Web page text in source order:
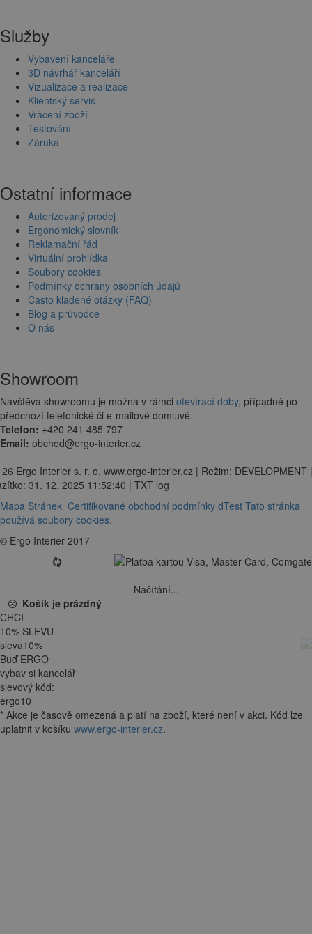
Služby
Vybavení kanceláře
3D návrhář kanceláří
Vizualizace a realizace
Klientský servis
Vrácení zboží
Testování
Záruka
Ostatní informace
Autorizovaný prodej
Ergonomický slovník
Reklamační řád
Virtuální prohlídka
Soubory cookies
Podmínky ochrany osobních údajů
Často kladené otázky (FAQ)
Blog a průvodce
O nás
Showroom
Návštěva showroomu je možná v rámci otevírací doby, případně po
předchozí telefonické či e-mailové domluvě.
Telefon: +420 241 485 797
Email: obchod@ergo-interier.cz
Ergo Interier s. r. o. www.ergo-interier.cz | Režim: DEVELOPMENT |
31. 12. 2025 11:52:40 | TXT log
Mapa Stránek Certifikované obchodní podmínky dTest Tato stránka
používá soubory cookies.
© Ergo Interier 2017
Načítání...
Košík je prázdný
CHCI
10% SLEVU
sleva10%
Buď ERGO
vybav si kancelář
slevový kód:
ergo10
* Akce je časově omezená a platí na zboží, které není v akci. Kód lze
uplatnit v košíku www.ergo-interier.cz.